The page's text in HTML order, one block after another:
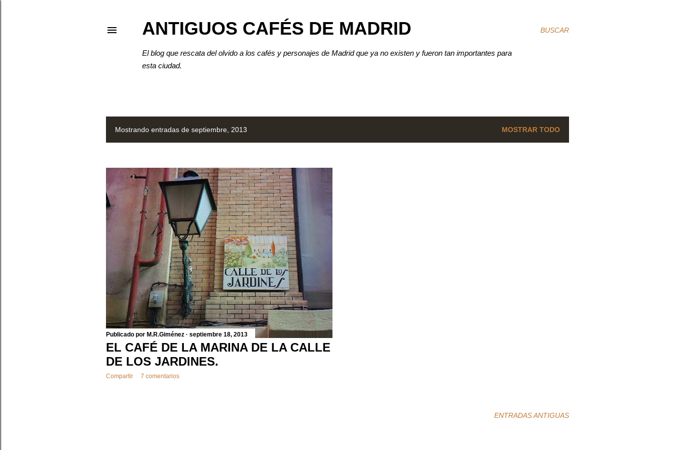
BUSCAR
ANTIGUOS CAFÉS DE MADRID
El blog que rescata del olvido a los cafés y personajes de Madrid que ya no existen y fueron tan importantes para
esta ciudad.
E
t
r
a
d
Mostrando entradas de septiembre, 2013 MOSTRAR TODO
Publicado por M.R.Giménez septiembre 18, 2013
EL CAFÉ DE LA MARINA DE LA CALLE
DE LOS JARDINES.
Compartir 7 comentarios
ENTRADAS ANTIGUAS